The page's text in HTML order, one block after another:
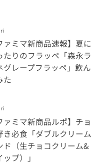
ァミマ新商品速報】夏に
たりのフラッペ「森永ラ
グレープフラッペ」飲ん
た
ァミマ新商品ルポ】チョ
き必食「ダブルクリーム
ド（生チョコクリーム&
ップ）」